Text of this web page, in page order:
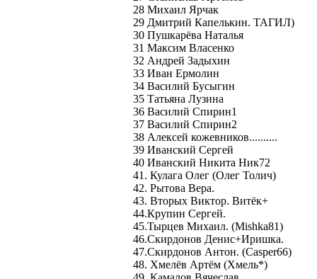
28 Михаил Ярчак
29 Дмитрий Капелькин. ТАГИЛ)
30 Пушкарёва Наталья
31 Максим Власенко
32 Андрей Задыхин
33 Иван Ермолин
34 Василий Бусыгин
35 Татьяна Лузина
36 Василий Спирин1
37 Василий Спирин2
38 Алексей кожевников..........
39 Иванский Сергей
40 Иванский Никита Ник72
41. Кулага Олег (Олег Толич)
42. Рытова Вера.
43. Вторых Виктор. Витёк+
44.Крупин Сергей.
45.Тырцев Михаил. (Mishka81)
46.Скирдонов Денис+Иришка.
47.Скирдонов Антон. (Сasper66)
48. Хмелёв Артём (Хмель*)